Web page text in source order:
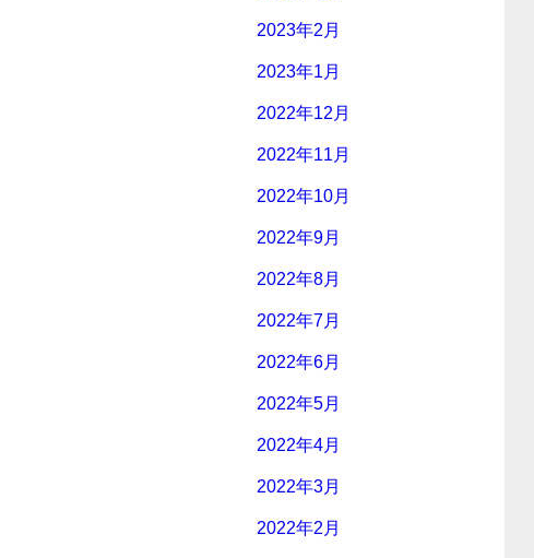
2023年2月
2023年1月
2022年12月
2022年11月
2022年10月
2022年9月
2022年8月
2022年7月
2022年6月
2022年5月
2022年4月
2022年3月
2022年2月